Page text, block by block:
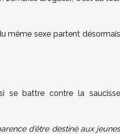
même sexe partent désormais
se battre contre la saucisse
d'être destiné aux